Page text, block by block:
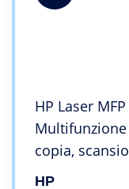
HP Laser
copia,
Bianco/Grigio
HP